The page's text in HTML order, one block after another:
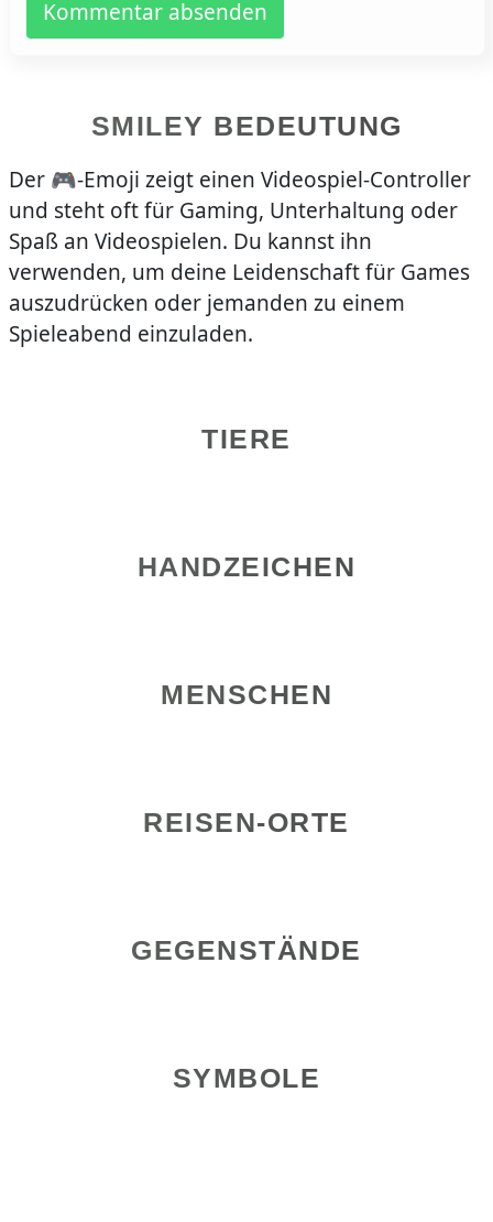
Kommentar absenden
SMILEY BEDEUTUNG
Der 🎮-Emoji zeigt einen Videospiel-Controller
und steht oft für Gaming, Unterhaltung oder
Spaß an Videospielen. Du kannst ihn
verwenden, um deine Leidenschaft für Games
auszudrücken oder jemanden zu einem
Spieleabend einzuladen.
TIERE
HANDZEICHEN
MENSCHEN
REISEN-ORTE
GEGENSTÄNDE
SYMBOLE